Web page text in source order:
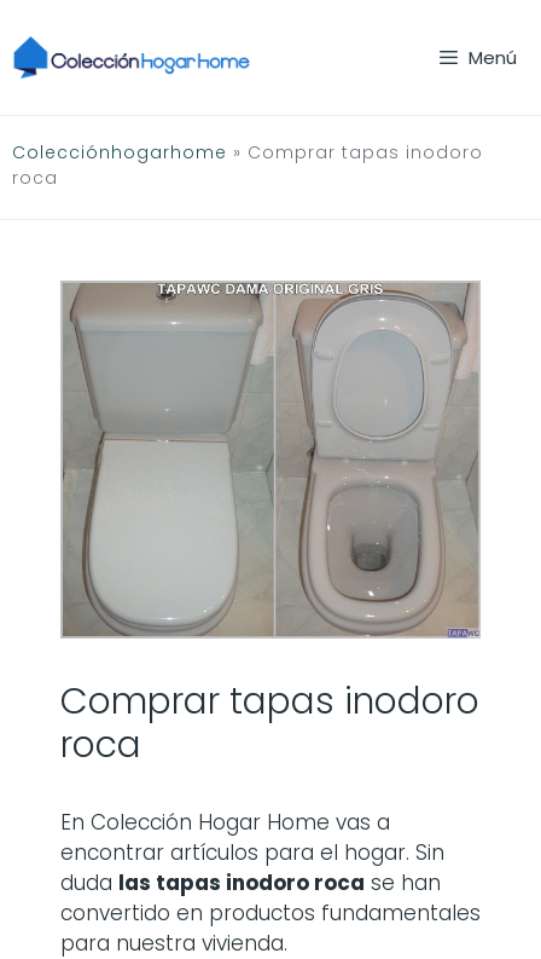
al
contenido
Menú
Colecciónhogarhome » Comprar tapas inodoro
roca
Comprar tapas inodoro
roca
En Colección Hogar Home vas a
encontrar artículos para el hogar. Sin
duda las tapas inodoro roca se han
convertido en productos fundamentales
para nuestra vivienda.